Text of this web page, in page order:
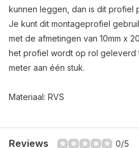
kunnen leggen, dan is dit profiel
Je kunt dit montageprofiel
met de afmetingen van 10mm x
het profiel wordt op rol geleverd
meter aan één stuk.
Materiaal: RVS
Reviews 0/5